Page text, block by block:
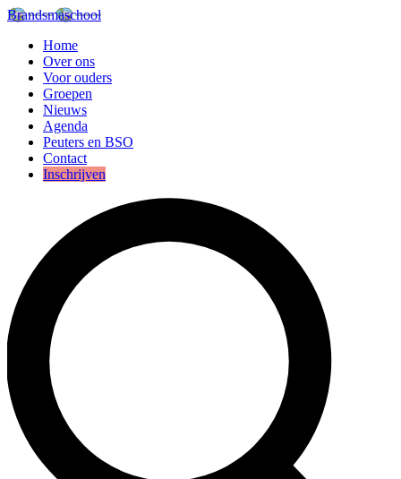
Brandsmaschool
Home
Over ons
Voor ouders
Groepen
Nieuws
Agenda
Peuters en BSO
Contact
Inschrijven